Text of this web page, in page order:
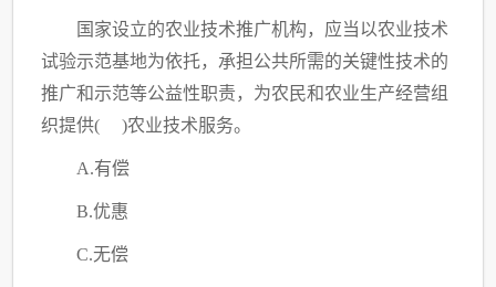
国家设立的农业技术推广机构，应当以农业技术
试验示范基地为依托，承担公共所需的关键性技术的
推广和示范等公益性职责，为农民和农业生产经营组
织提供( )农业技术服务。
A.有偿
B.优惠
C.无偿